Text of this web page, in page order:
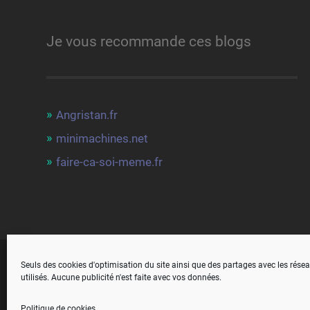
Seuls des cookies d'optimisation du site ainsi que des partages avec les
utilisés. Aucune publicité n'est faite avec vos données.
Je vous recommande ces blogs
Angristan.fr
minimachines.net
faire-ca-soi-meme.fr
© 2026MON LINUX— POWERED BY WORDPRESS